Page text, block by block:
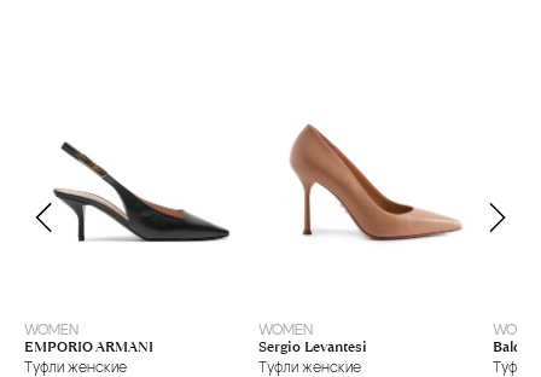
WOMEN
EMPORIO ARMANI
Туфли женские
WOMEN
Sergio Levantesi
Туфли женские Туфли